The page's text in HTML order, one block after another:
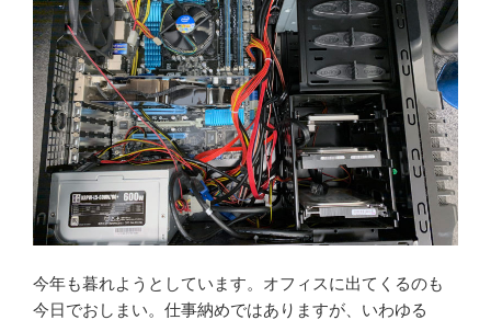
今年も暮れようとしています。オフィスに出てくるのも
今日でおしまい。仕事納めではありますが、いわゆる